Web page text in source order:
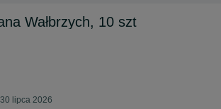
Wałbrzych, 10 szt
lipca 2026